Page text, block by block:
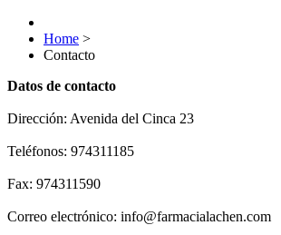
Home >
Contacto
Datos de contacto
Dirección: Avenida del Cinca 23
Teléfonos: 974311185
Fax: 974311590
Correo electrónico: info@farmacialachen.com